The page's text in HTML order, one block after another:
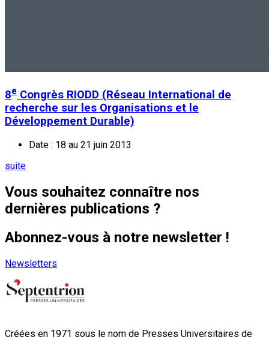
8e Congrès RIODD (Réseau International de
recherche sur les Organisations et le
Développement Durable)
Date : 18 au 21 juin 2013
suite
Vous souhaitez connaître nos
dernières publications ?
Abonnez-vous à notre newsletter !
Newsletters
Créées en 1971 sous le nom de Presses Universitaires de